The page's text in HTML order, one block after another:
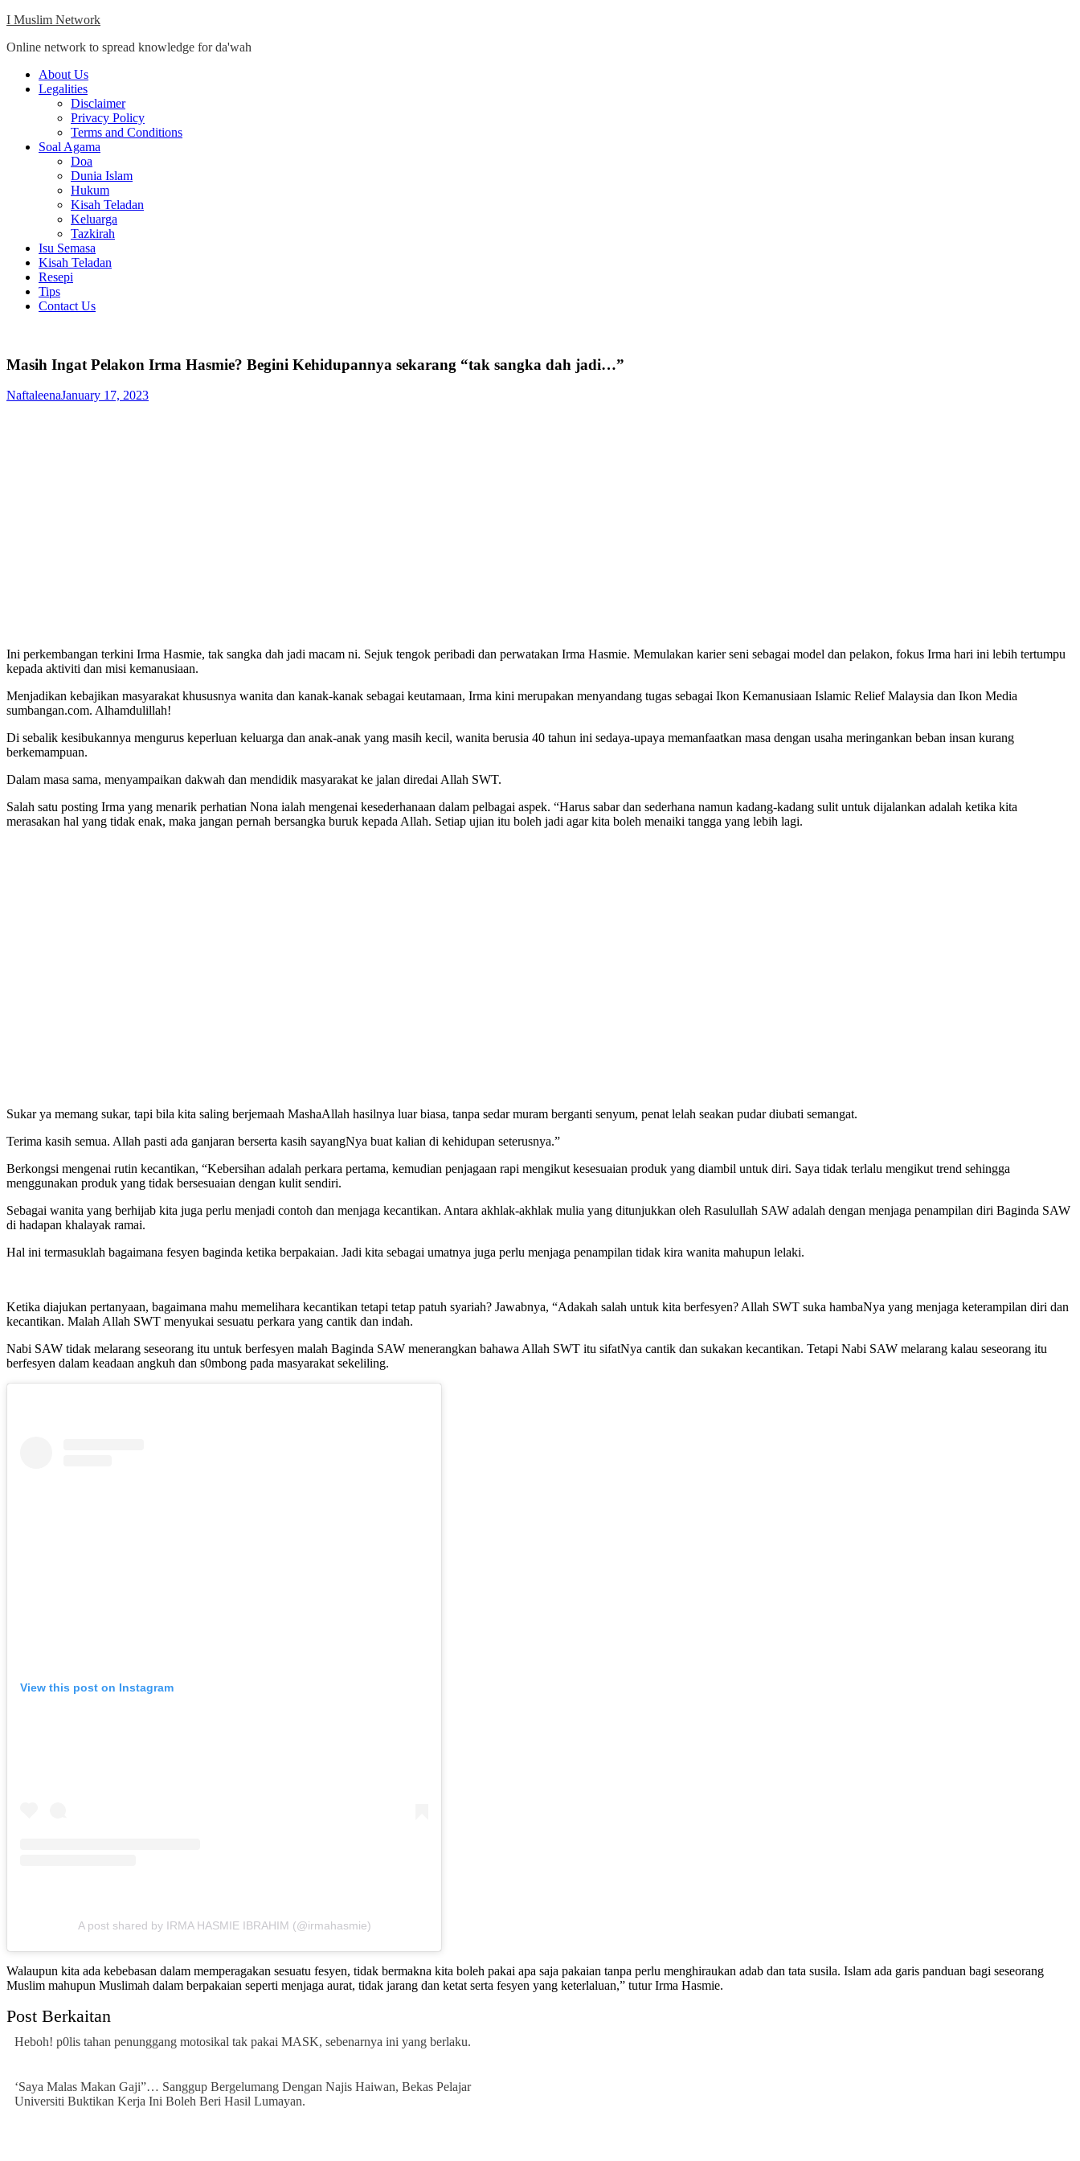
Skip
content
I Muslim Network
Online network to spread knowledge for da'wah
Close
Menu
About Us
Legalities
Disclaimer
Privacy Policy
Terms and Conditions
Soal Agama
Doa
Dunia Islam
Hukum
Kisah Teladan
Keluarga
Tazkirah
Isu Semasa
Kisah Teladan
Resepi
Tips
Contact Us
Masih Ingat Pelakon Irma Hasmie? Begini Kehidupannya sekarang “tak sangka dah jadi…”
NaftaleenaJanuary 17, 2023
Ini perkembangan terkini Irma Hasmie, tak sangka dah jadi macam ni. Sejuk tengok peribadi dan perwatakan Irma Hasmie. Memulakan karier seni sebagai model dan pelakon, fokus Irma hari ini lebih tertumpu
kepada aktiviti dan misi kemanusiaan.
Menjadikan kebajikan masyarakat khususnya wanita dan kanak-kanak sebagai keutamaan, Irma kini merupakan menyandang tugas sebagai Ikon Kemanusiaan Islamic Relief Malaysia dan Ikon Media
sumbangan.com. Alhamdulillah!
Di sebalik kesibukannya mengurus keperluan keluarga dan anak-anak yang masih kecil, wanita berusia 40 tahun ini sedaya-upaya memanfaatkan masa dengan usaha meringankan beban insan kurang
berkemampuan.
Dalam masa sama, menyampaikan dakwah dan mendidik masyarakat ke jalan diredai Allah SWT.
Salah satu posting Irma yang menarik perhatian Nona ialah mengenai kesederhanaan dalam pelbagai aspek. “Harus sabar dan sederhana namun kadang-kadang sulit untuk dijalankan adalah ketika kita
merasakan hal yang tidak enak, maka jangan pernah bersangka buruk kepada Allah. Setiap ujian itu boleh jadi agar kita boleh menaiki tangga yang lebih lagi.
Sukar ya memang sukar, tapi bila kita saling berjemaah MashaAllah hasilnya luar biasa, tanpa sedar muram berganti senyum, penat lelah seakan pudar diubati semangat.
Terima kasih semua. Allah pasti ada ganjaran berserta kasih sayangNya buat kalian di kehidupan seterusnya.”
Berkongsi mengenai rutin kecantikan, “Kebersihan adalah perkara pertama, kemudian penjagaan rapi mengikut kesesuaian produk yang diambil untuk diri. Saya tidak terlalu mengikut trend sehingga
menggunakan produk yang tidak bersesuaian dengan kulit sendiri.
Sebagai wanita yang berhijab kita juga perlu menjadi contoh dan menjaga kecantikan. Antara akhlak-akhlak mulia yang ditunjukkan oleh Rasulullah SAW adalah dengan menjaga penampilan diri Baginda SAW
di hadapan khalayak ramai.
Hal ini termasuklah bagaimana fesyen baginda ketika berpakaian. Jadi kita sebagai umatnya juga perlu menjaga penampilan tidak kira wanita mahupun lelaki.
Ketika diajukan pertanyaan, bagaimana mahu memelihara kecantikan tetapi tetap patuh syariah? Jawabnya, “Adakah salah untuk kita berfesyen? Allah SWT suka hambaNya yang menjaga keterampilan diri dan
kecantikan. Malah Allah SWT menyukai sesuatu perkara yang cantik dan indah.
Nabi SAW tidak melarang seseorang itu untuk berfesyen malah Baginda SAW menerangkan bahawa Allah SWT itu sifatNya cantik dan sukakan kecantikan. Tetapi Nabi SAW melarang kalau seseorang itu
berfesyen dalam keadaan angkuh dan s0mbong pada masyarakat sekeliling.
View this post on Instagram
A post shared by IRMA HASMIE IBRAHIM (@irmahasmie)
Walaupun kita ada kebebasan dalam memperagakan sesuatu fesyen, tidak bermakna kita boleh pakai apa saja pakaian tanpa perlu menghiraukan adab dan tata susila. Islam ada garis panduan bagi seseorang
Muslim mahupun Muslimah dalam berpakaian seperti menjaga aurat, tidak jarang dan ketat serta fesyen yang keterlaluan,” tutur Irma Hasmie.
Post Berkaitan
Heboh! p0lis tahan penunggang motosikal tak pakai MASK, sebenarnya ini yang berlaku.
‘Saya Malas Makan Gaji”… Sanggup Bergelumang Dengan Najis Haiwan, Bekas Pelajar
Universiti Buktikan Kerja Ini Boleh Beri Hasil Lumayan.